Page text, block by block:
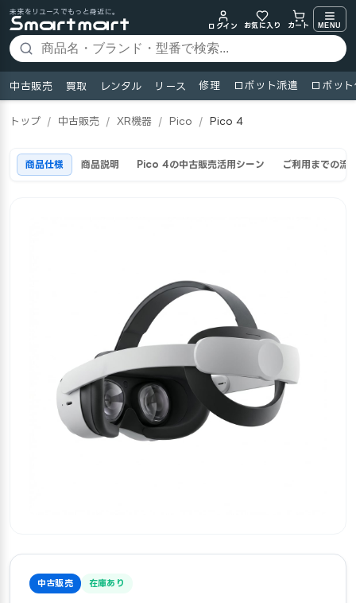
未来をリユースでもっと身近に。
ログイン
お気に入り カート MENU
中古販売 買取 レンタル リース 修理 ロボット派遣 ロボッ
トップ / 中古販売 / XR機器 / Pico / Pico 4
商品仕様 商品説明 Pico 4の中古販売活用シーン ご利用までの流
中古販売 在庫あり